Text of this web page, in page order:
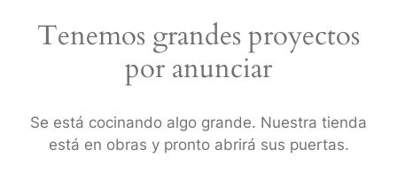
Tenemos grandes proyectos
por anunciar
Se está cocinando algo grande. Nuestra tienda
está en obras y pronto abrirá sus puertas.